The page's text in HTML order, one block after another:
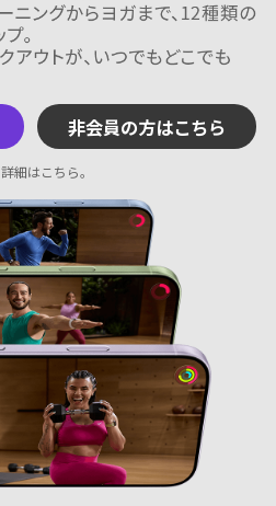
非会員の方はこちら
詳細はこちら。